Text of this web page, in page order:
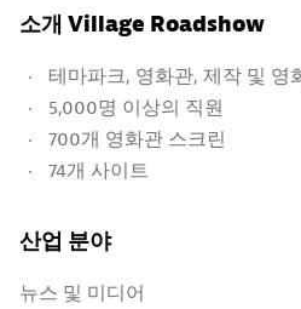
소개 Village Roadshow
테마파크, 영화관, 제작 및 영
5,000명 이상의 직원
700개 영화관 스크린
74개 사이트
산업 분야
뉴스 및 미디어